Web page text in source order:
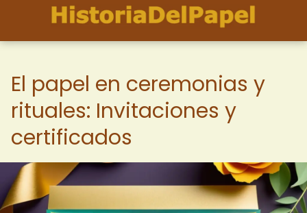
El papel en ceremonias y
rituales: Invitaciones y
certificados